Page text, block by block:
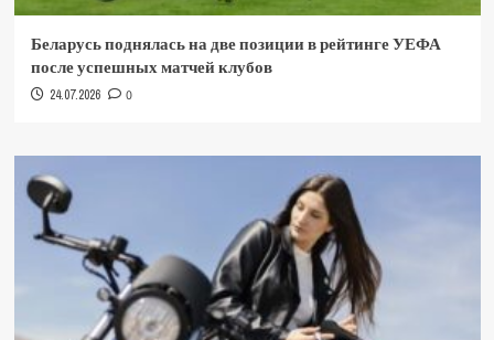
Беларусь поднялась на две позиции в рейтинге УЕФА
после успешных матчей клубов
24.07.2026 0